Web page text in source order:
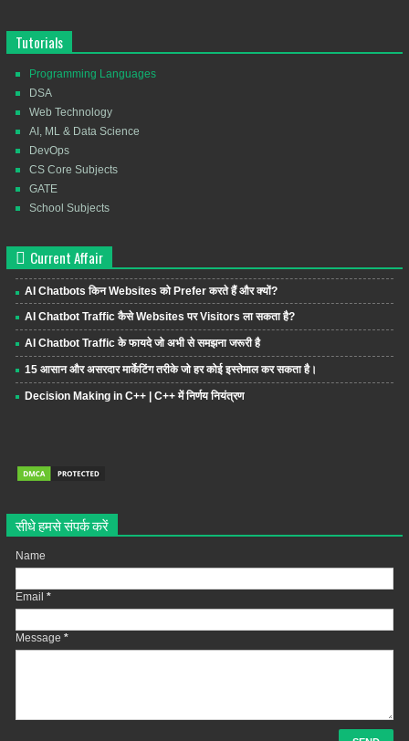
Tutorials
Programming Languages
DSA
Web Technology
AI, ML & Data Science
DevOps
CS Core Subjects
GATE
School Subjects
Current Affair
AI Chatbots किन Websites को Prefer करते हैं और क्यों?
AI Chatbot Traffic कैसे Websites पर Visitors ला सकता है?
AI Chatbot Traffic के फायदे जो अभी से समझना जरूरी है
15 आसान और असरदार मार्केटिंग तरीके जो हर कोई इस्तेमाल कर सकता है।
Decision Making in C++ | C++ में निर्णय नियंत्रण
सीधे हमसे संपर्क करें
Name
Email *
Message *